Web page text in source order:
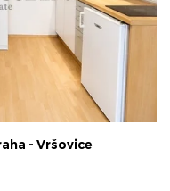
Vršovice